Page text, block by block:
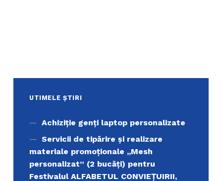
UTIMELE ȘTIRI
Achiziţie genți laptop personalizate
Servicii de tipărire şi realizare
materiale promoţionale ,,Mesh
personalizat” (2 bucăți) pentru
Festivalul ALFABETUL CONVIEŢUIRII,